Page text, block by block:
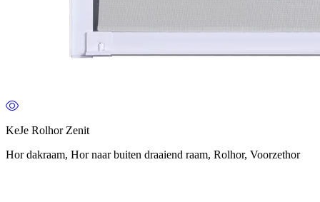
KeJe Rolhor Zenit
Hor dakraam, Hor naar buiten draaiend raam, Rolhor, Voorzethor